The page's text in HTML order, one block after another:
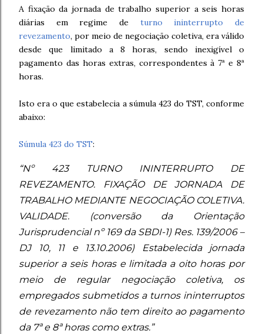
A fixação da jornada de trabalho superior a seis horas
diárias em regime de turno ininterrupto de
revezamento, por meio de negociação coletiva, era válido
desde que limitado a 8 horas, sendo inexigível o
pagamento das horas extras, correspondentes à 7ª e 8ª
horas.
Isto era o que estabelecia a súmula 423 do TST, conforme
abaixo:
Súmula 423 do TST:
“Nº 423 TURNO ININTERRUPTO DE
REVEZAMENTO. FIXAÇÃO DE JORNADA DE
TRABALHO MEDIANTE NEGOCIAÇÃO COLETIVA.
VALIDADE. (conversão da Orientação
Jurisprudencial nº 169 da SBDI-1) Res. 139/2006 –
DJ 10, 11 e 13.10.2006) Estabelecida jornada
superior a seis horas e limitada a oito horas por
meio de regular negociação coletiva, os
empregados submetidos a turnos ininterruptos
de revezamento não tem direito ao pagamento
da 7ª e 8ª horas como extras.”